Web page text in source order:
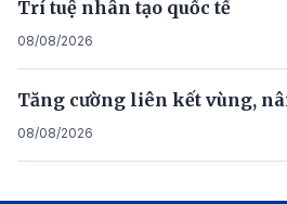
Trí tuệ nhân tạo quốc tế
08/08/2026
Tăng cường liên kết vùng,
08/08/2026